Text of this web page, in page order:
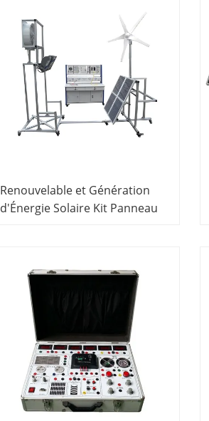
Renouvelable et Génération
d'Énergie Solaire Kit Panneau